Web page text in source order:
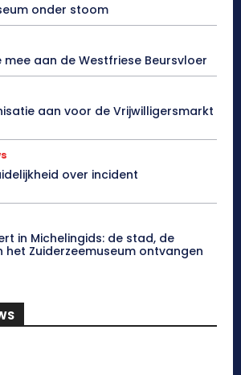
onder stoom
mee aan de Westfriese Beursvloer
aan voor de Vrijwilligersmarkt
over incident
in Michelingids: de stad, de
het Zuiderzeemuseum ontvangen